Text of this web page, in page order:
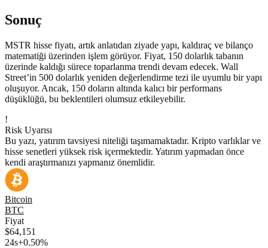
Sonuç
MSTR hisse fiyatı, artık anlatıdan ziyade yapı, kaldıraç ve bilanço
matematiği üzerinden işlem görüyor. Fiyat, 150 dolarlık tabanın
üzerinde kaldığı sürece toparlanma trendi devam edecek. Wall
Street’in 500 dolarlık yeniden değerlendirme tezi ile uyumlu bir yapı
oluşuyor. Ancak, 150 doların altında kalıcı bir performans
düşüklüğü, bu beklentileri olumsuz etkileyebilir.
!
Risk Uyarısı
Bu yazı, yatırım tavsiyesi niteliği taşımamaktadır. Kripto varlıklar ve
hisse senetleri yüksek risk içermektedir. Yatırım yapmadan önce
kendi araştırmanızı yapmanız önemlidir.
Bitcoin
BTC
Fiyat
$64,151
24s+0.50%